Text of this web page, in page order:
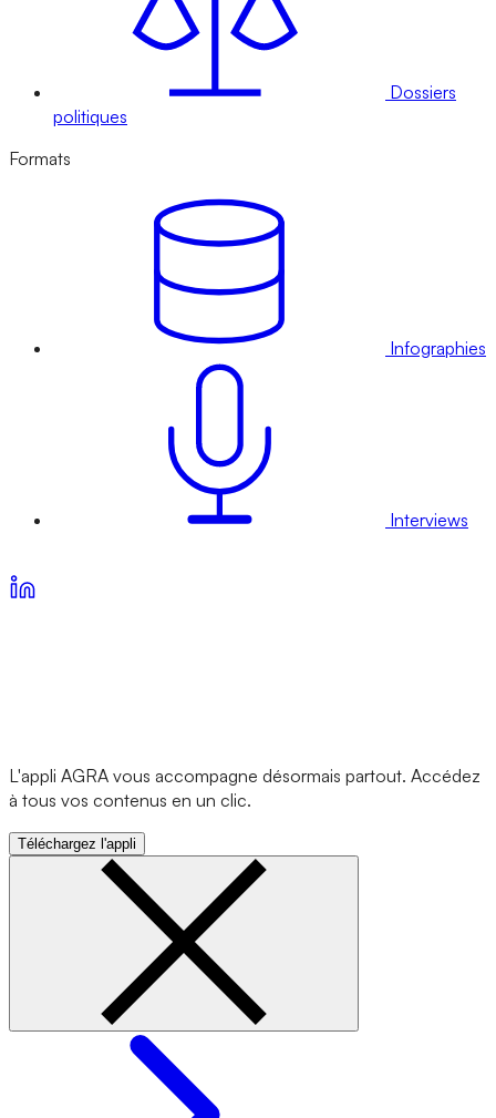
Dossiers
politiques
Formats
Infographies
Interviews
L'appli AGRA vous accompagne désormais partout. Accédez
à tous vos contenus en un clic.
Téléchargez l'appli